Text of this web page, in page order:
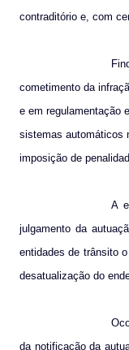
contraditório e, com
cometimento da
e em regulamentação
sistemas automáticos
imposição de
A
julgamento da
entidades de trânsito
desatualização do
da notificação da